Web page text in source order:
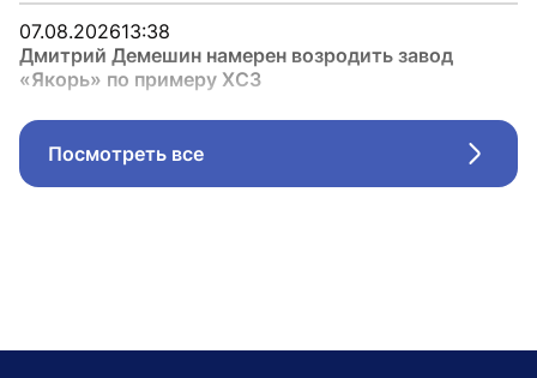
07.08.202613:38
Дмитрий Демешин намерен возродить завод
«Якорь» по примеру ХСЗ
Посмотреть все